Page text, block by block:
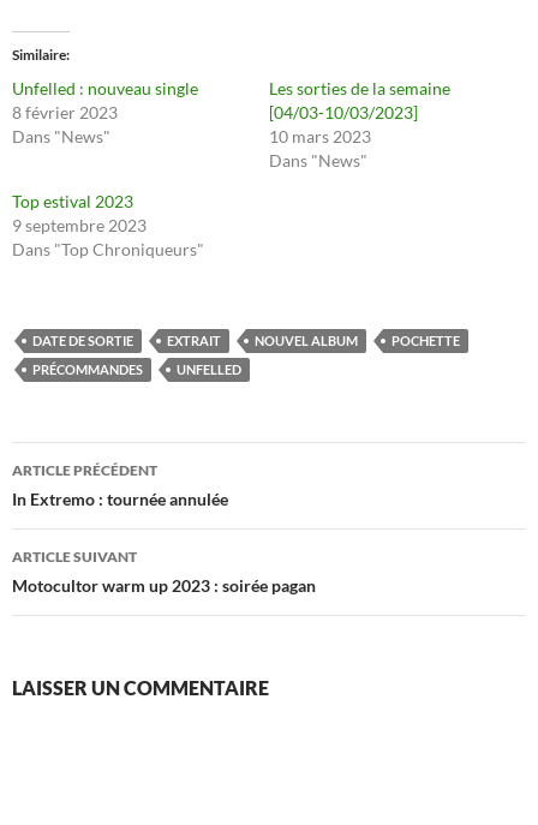
Similaire
Unfelled : nouveau single
8 février 2023
Dans "News"
Les sorties de la semaine
[04/03-10/03/2023]
10 mars 2023
Dans "News"
Top estival 2023
9 septembre 2023
Dans "Top Chroniqueurs"
DATE DE SORTIE EXTRAIT NOUVEL ALBUM
POCHETTE
PRÉCOMMANDES
UNFELLED
Navigation
des
articles
ARTICLE PRÉCÉDENT
In Extremo : tournée annulée
ARTICLE SUIVANT
Motocultor warm up 2023 : soirée pagan
LAISSER UN COMMENTAIRE